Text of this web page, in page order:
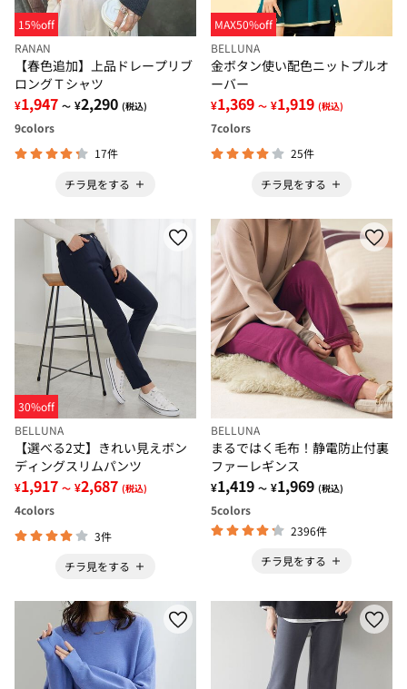
15%off
RANAN
【春色追加】上品ドレープリブ
ロングＴシャツ
¥1,947 ～ ¥2,290 (税込)
9colors
17件
チラ見をする
MAX50%off
BELLUNA
金ボタン使い配色ニットプルオ
ーバー
¥1,369 ～ ¥1,919 (税込)
7colors
25件
チラ見をする
30%off
BELLUNA
【選べる2丈】きれい見えボン
ディングスリムパンツ
¥1,917 ～ ¥2,687 (税込)
4colors
3件
チラ見をする
BELLUNA
まるではく毛布！静電防止付裏
ファーレギンス
¥1,419 ～ ¥1,969 (税込)
5colors
2396件
チラ見をする